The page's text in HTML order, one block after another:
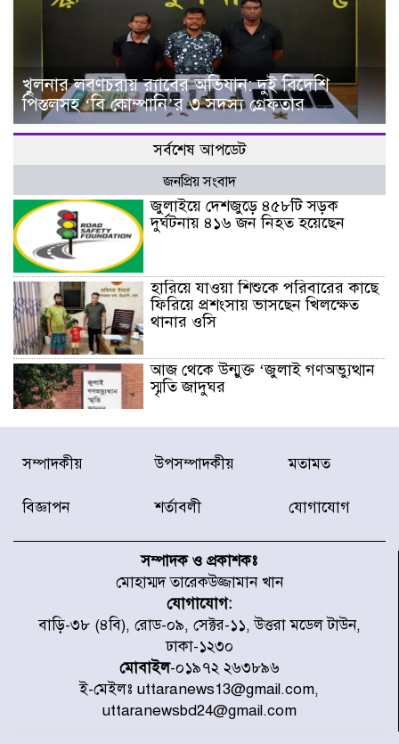
খুলনার লবণচরায় র‍্যাবের অভিযান: দুই বিদেশি
পিস্তলসহ ‘বি কোম্পানি’র ৩ সদস্য গ্রেফতার
সর্বশেষ আপডেট
জনপ্রিয় সংবাদ
জুলাইয়ে দেশজুড়ে ৪৫৮টি সড়ক
দুর্ঘটনায় ৪১৬ জন নিহত হয়েছেন
হারিয়ে যাওয়া শিশুকে পরিবারের কাছে
ফিরিয়ে প্রশংসায় ভাসছেন খিলক্ষেত
থানার ওসি
আজ থেকে উন্মুক্ত ‘জুলাই গণঅভ্যুত্থান
স্মৃতি জাদুঘর
রাজধানীর উত্তরা আঞ্চলিক পাসপোর্ট
অফিসের সামনে দালাল চক্রের ১৩ জন
করেছে র‌্যাব-১
চূড়ান্ত পর্যায়ে : ইরান
প্রত্যেক অপরাধীর বিচার এ দেশেই
হবে, সে যত শক্তিশালীই হোক না কেন,
চট্টগ্রামে জুলাই গণঅভ্যুত্থান দিবসে
প্রতিমন্ত্রী মীর হেলাল
আগামী ৫ দিন বৃষ্টির আভাস
সম্পাদকীয় উপসম্পাদকীয় মতামত
বিজ্ঞাপন শর্তাবলী যোগাযোগ
সম্পাদক ও প্রকাশকঃ
মোহাম্মদ তারেকউজ্জামান খান
যোগাযোগ:
বাড়ি-৩৮ (৪বি), রোড-০৯, সেক্টর-১১, উত্তরা মডেল টাউন,
ঢাকা-১২৩০
মোবাইল-০১৯৭২ ২৬৩৮৯৬
ই-মেইলঃ uttaranews13@gmail.com,
uttaranewsbd24@gmail.com